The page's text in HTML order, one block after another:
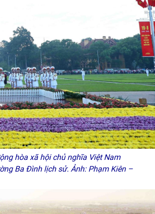
hòa xã hội chủ nghĩa Việt Nam
Ba Đình lịch sử. Ảnh: Phạm Kiên –